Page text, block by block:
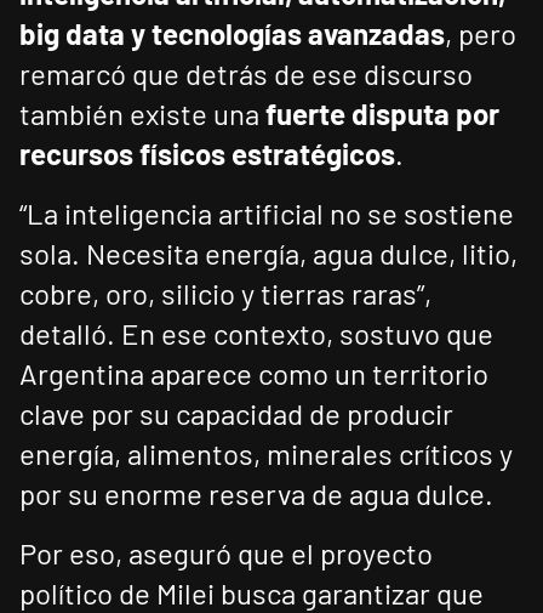
big data y tecnologías avanzadas, pero
remarcó que detrás de ese discurso
también existe una fuerte disputa por
recursos físicos estratégicos.
“La inteligencia artificial no se sostiene
sola. Necesita energía, agua dulce, litio,
cobre, oro, silicio y tierras raras”,
detalló. En ese contexto, sostuvo que
Argentina aparece como un territorio
clave por su capacidad de producir
energía, alimentos, minerales críticos y
por su enorme reserva de agua dulce.
Por eso, aseguró que el proyecto
político de Milei busca garantizar que